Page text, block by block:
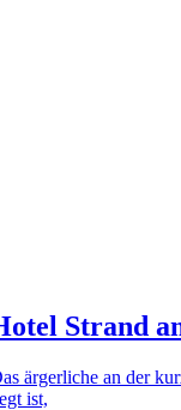
Strand
ärgerliche an der
ist,